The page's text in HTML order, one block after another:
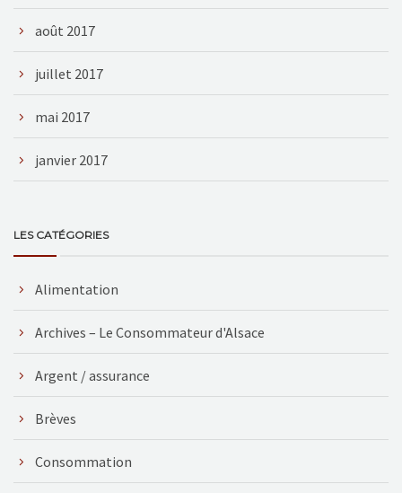
août 2017
juillet 2017
mai 2017
janvier 2017
LES CATÉGORIES
Alimentation
Archives – Le Consommateur d'Alsace
Argent / assurance
Brèves
Consommation